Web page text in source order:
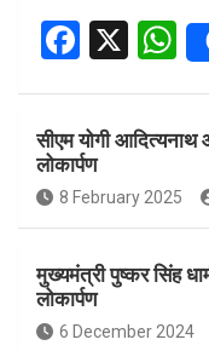
F
ce
b
o
o
k
X
W
s
A
p
p
सीएम योगी आदित्यनाथ
लोकार्पण
8 February 2025
मुख्यमंत्री पुष्कर सिंह
लोकार्पण
6 December 2024